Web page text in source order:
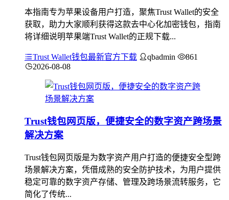
本指南专为苹果设备用户打造，聚焦Trust Wallet的安全
获取，助力大家顺利获得这款去中心化加密钱包，指南
将详细说明苹果端Trust Wallet的正规下载...
Trust Wallet钱包最新官方下载 qbadmin
861
2026-08-08
Trust钱包网页版，便捷安全的数字资产跨场景
解决方案
Trust钱包网页版是为数字资产用户打造的便捷安全型跨
场景解决方案，凭借成熟的安全防护技术，为用户提供
稳定可靠的数字资产存储、管理及跨场景流转服务，它
简化了传统...